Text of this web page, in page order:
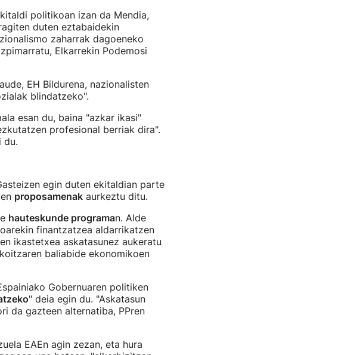
politikoan izan da Mendia,
duten eztabaidekin
zaharrak dagoeneko
Elkarrekin Podemosi
EH Bildurena, nazionalisten
blindatzeko".
esan du, baina "azkar ikasi"
profesional berriak dira".
du.
egin duten ekitaldian parte
proposamenakaurkeztu ditu.
hauteskunde programan. Alde
finantzatzea aldarrikatzen
ikastetxea askatasunez aukeratu
baliabide ekonomikoen
Gobernuaren politiken
" deia egin du. "Askatasun
da gazteen alternatiba, PPren
EAEn agin zezan, eta hura